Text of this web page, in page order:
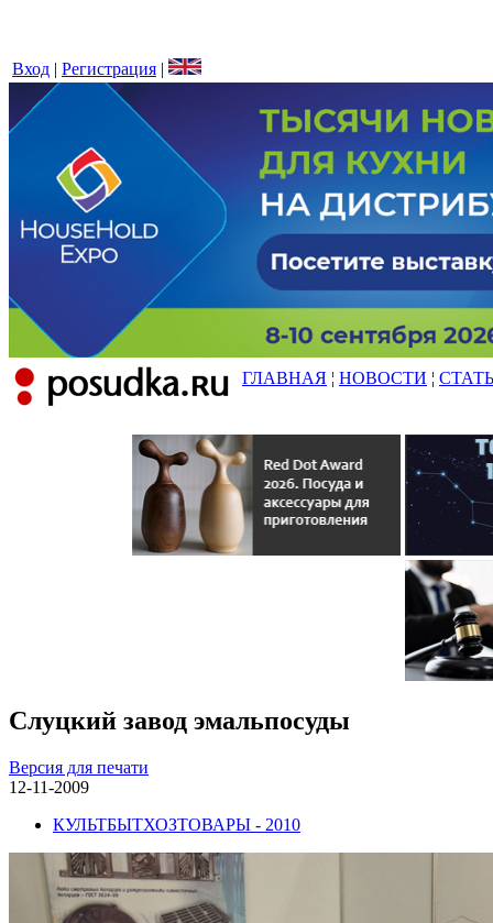
Вход | Регистрация |
ГЛАВНАЯ ¦ НОВОСТИ ¦
Слуцкий завод эмальпосуды
Версия для печати
12-11-2009
КУЛЬТБЫТХОЗТОВАРЫ - 2010